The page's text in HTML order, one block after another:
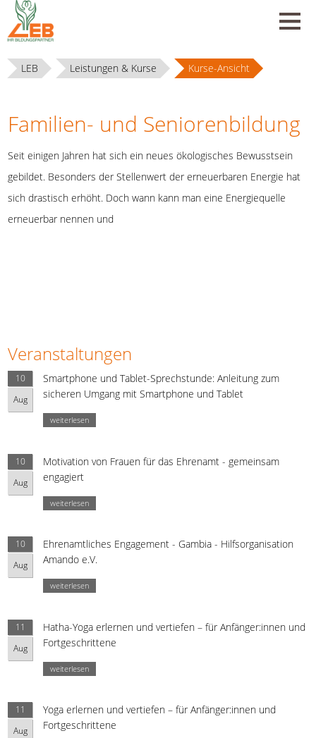
LEB Leistungen & Kurse Kurse-Ansicht
Familien- und Seniorenbildung
Seit einigen Jahren hat sich ein neues ökologisches Bewusstsein
gebildet. Besonders der Stellenwert der erneuerbaren Energie hat
sich drastisch erhöht. Doch wann kann man eine Energiequelle
erneuerbar nennen und
Veranstaltungen
10
Aug
Smartphone und Tablet-Sprechstunde: Anleitung zum
sicheren Umgang mit Smartphone und Tablet
weiterlesen
10
Aug
Motivation von Frauen für das Ehrenamt - gemeinsam
engagiert
weiterlesen
10
Aug
Ehrenamtliches Engagement - Gambia - Hilfsorganisation
Amando e.V.
weiterlesen
11
Aug
Hatha-Yoga erlernen und vertiefen – für Anfänger:innen und
Fortgeschrittene
weiterlesen
11
Aug
Yoga erlernen und vertiefen – für Anfänger:innen und
Fortgeschrittene